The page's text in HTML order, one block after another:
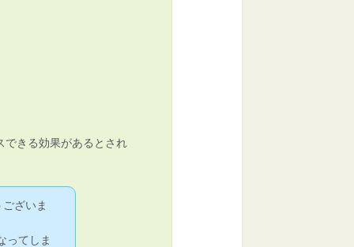
できる効果があるとされ
ざいま
ってしま